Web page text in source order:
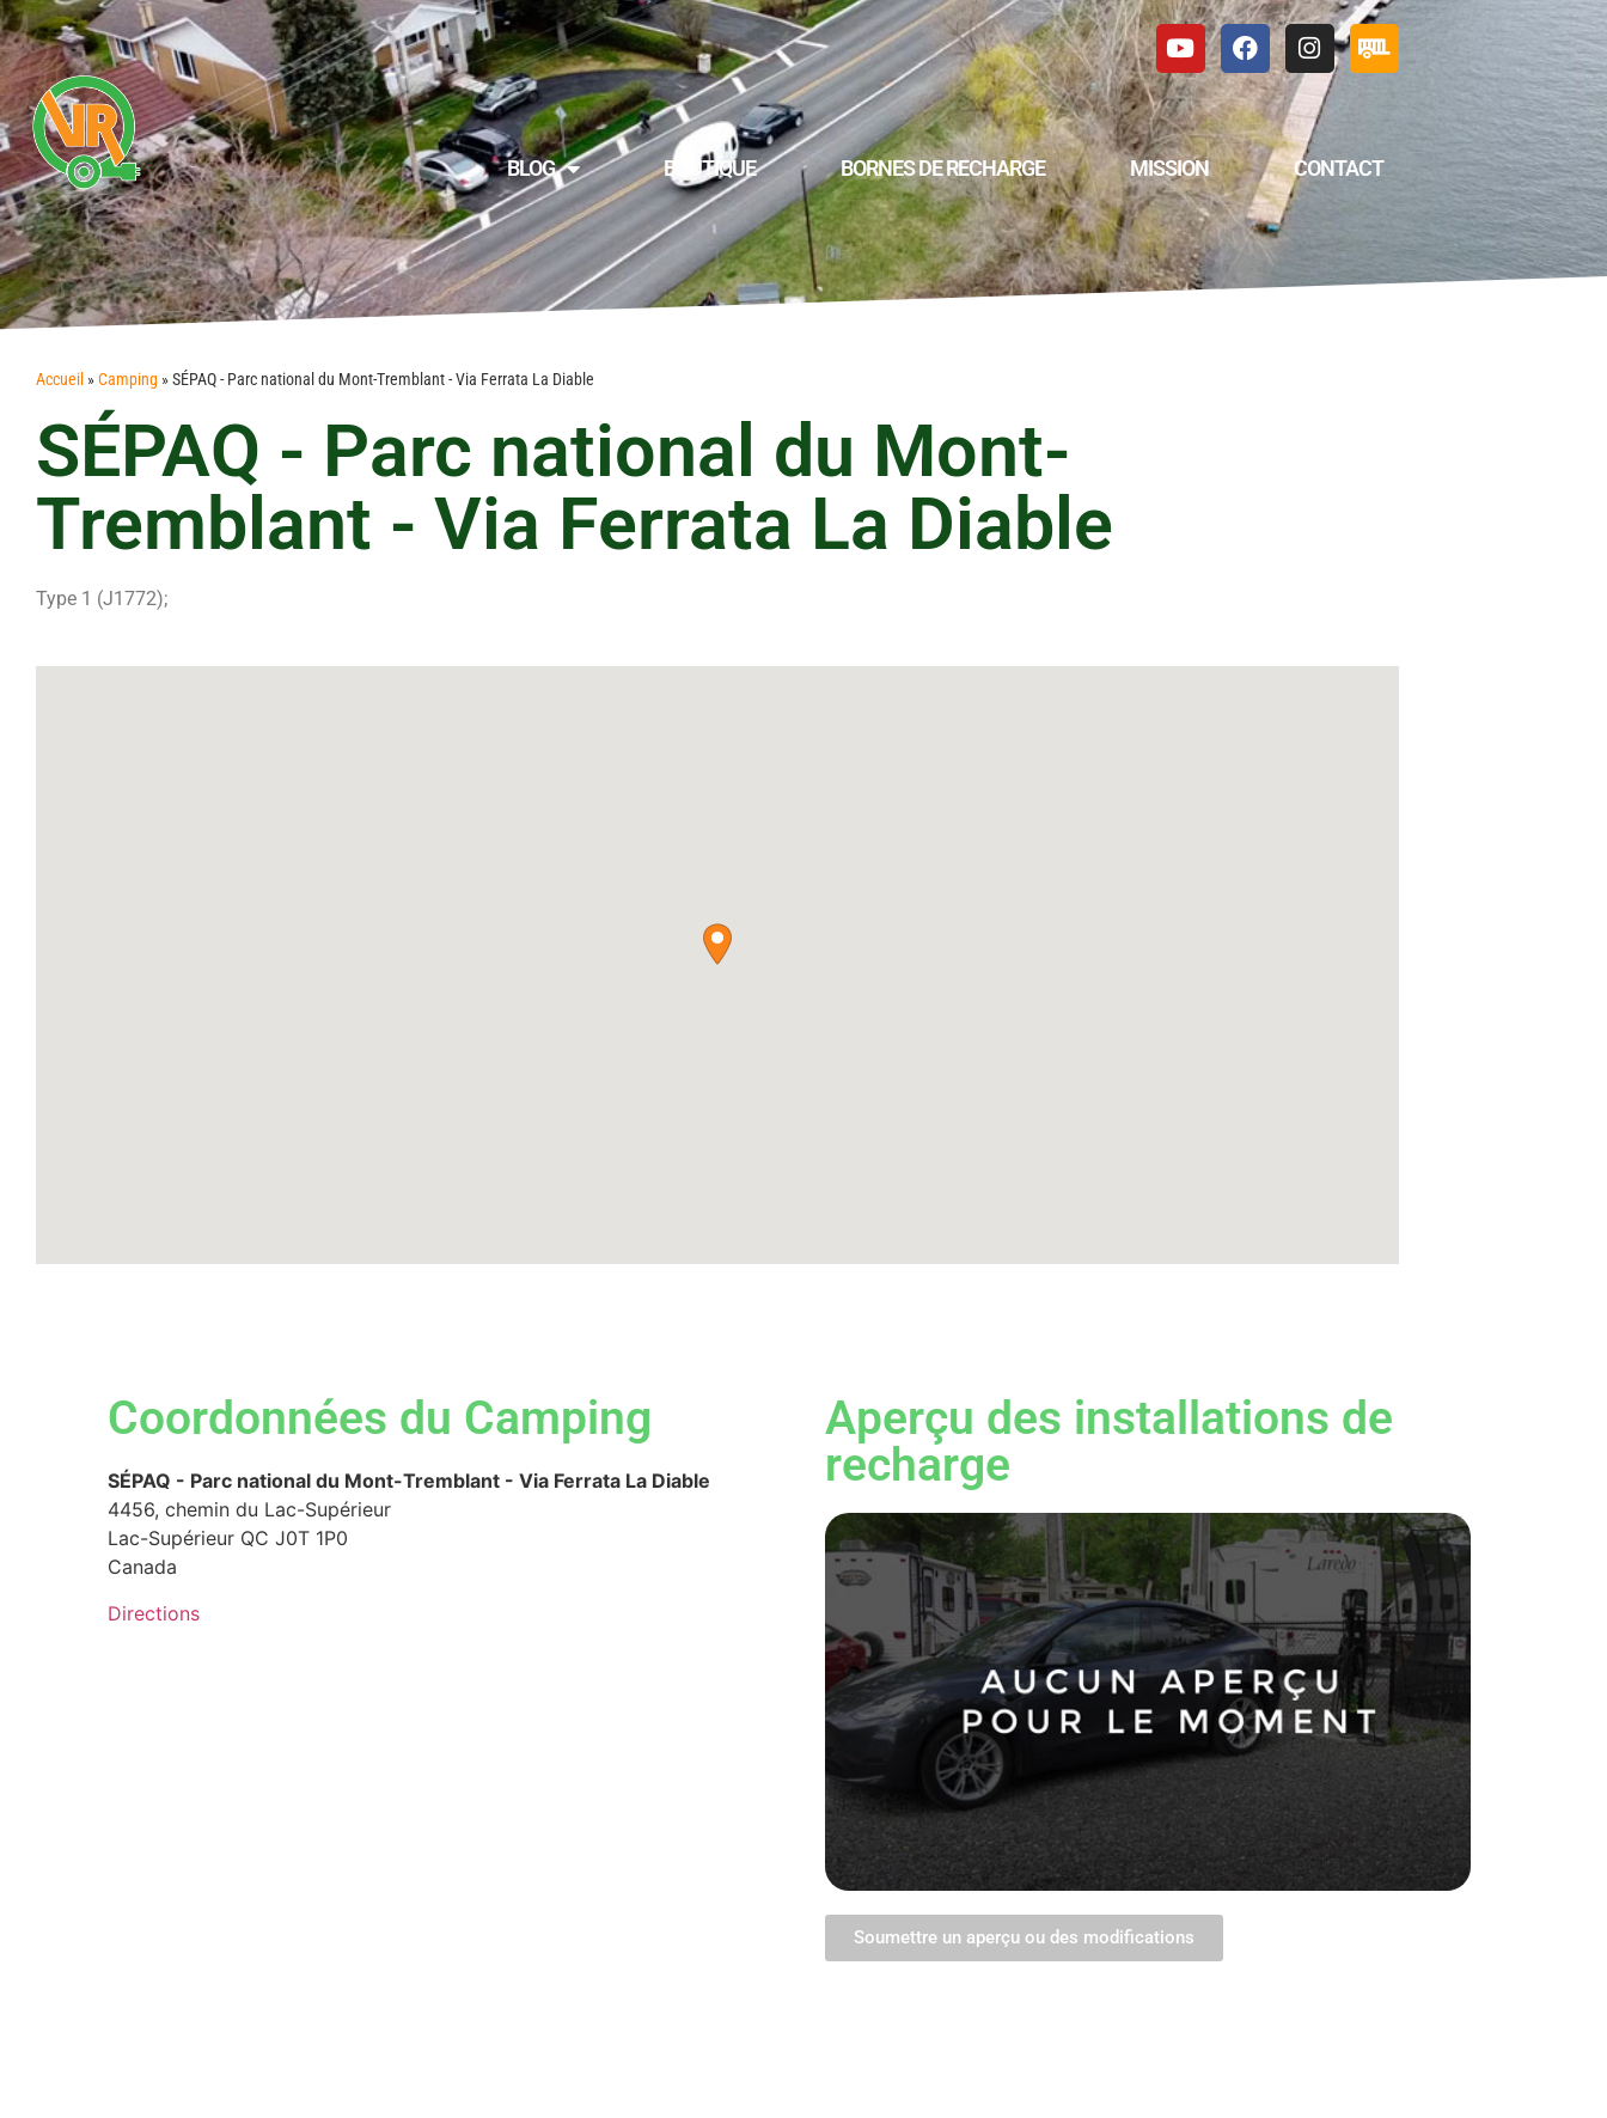
BLOG BOUTIQUE BORNES DE RECHARGE MISSION CONTACT
Accueil »Camping »SÉPAQ - Parc national du Mont-Tremblant - Via Ferrata La Diable
SÉPAQ - Parc national du Mont-
Tremblant - Via Ferrata La Diable
Type 1 (J1772);
Coordonnées du Camping
SÉPAQ - Parc national du Mont-Tremblant - Via Ferrata La Diable
4456, chemin du Lac-Supérieur
Lac-Supérieur QC J0T 1P0
Canada
Directions
Aperçu des installations de
recharge
Soumettre un aperçu ou des modifications